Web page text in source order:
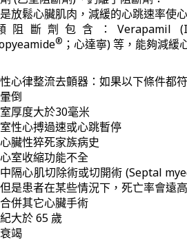
放鬆心臟肌肉，減緩的心跳速率使
阻斷劑包含：Verapamil
® ；心達寧) 等，能夠減緩
心律整流去顫器：如果以下條件都
倒
厚度大於30毫米
性心搏過速或心跳暫停
臟性猝死家族病史
室收縮功能不全
隔心肌切除術或切開術 (Septal
是患者在某些情況下，死亡率會遠
併其它心臟手術
大於 65 歲
竭